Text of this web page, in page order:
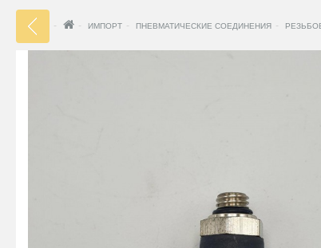
ИМПОРТ ПНЕВМАТИЧЕСКИЕ СОЕДИНЕНИЯ